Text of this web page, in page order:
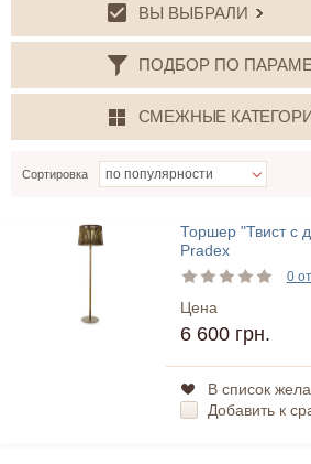
ВЫ ВЫБРАЛИ
ПОДБОР ПО
СМЕЖНЫЕ
Сортировка
Торшер "Твист с
Pradex
0
Цена
6 600 грн.
В список
Добавить к